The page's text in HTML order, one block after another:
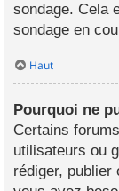
sondage. Cela
sondage en
Haut
Pourquoi ne
Certains
utilisateurs ou
rédiger, publier